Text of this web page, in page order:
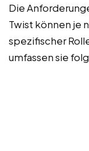
Die
Twist können je
spezifischer
umfassen sie